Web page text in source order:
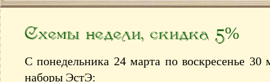
Схемы недели, скидка 5%
С понедельника 24 марта по воскресенье 30
наборы ЭстЭ: